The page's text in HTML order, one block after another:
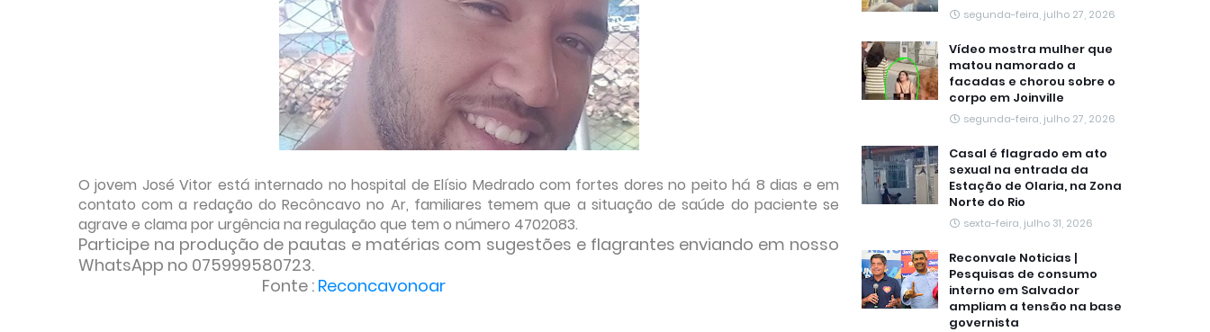
O jovem José Vitor está internado no hospital de Elísio Medrado com fortes dores no peito há 8 dias e em
contato com a redação do Recôncavo no Ar, familiares temem que a situação de saúde do paciente se
agrave e clama por urgência na regulação que tem o número 4702083.
Participe na produção de pautas e matérias com sugestões e flagrantes enviando em nosso
WhatsApp no 075999580723.
Fonte : Reconcavonoar
segunda-feira, julho 27, 2026
Vídeo mostra mulher que
matou namorado a
facadas e chorou sobre o
corpo em Joinville
segunda-feira, julho 27, 2026
Casal é flagrado em ato
sexual na entrada da
Estação de Olaria, na Zona
Norte do Rio
sexta-feira, julho 31, 2026
Reconvale Noticias |
Pesquisas de consumo
interno em Salvador
ampliam a tensão na base
governista